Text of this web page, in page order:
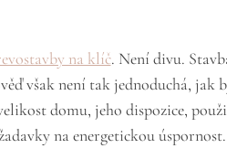
na klíč. Není divu.
však není tak jednoduchá, jak
domu, jeho dispozice,
na energetickou úspornost.